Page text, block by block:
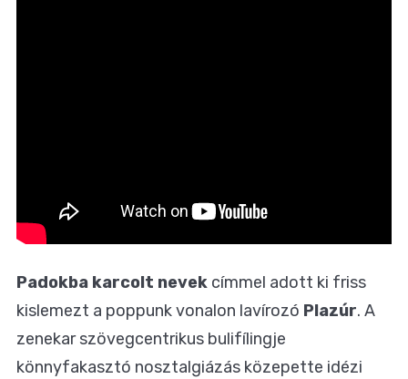
Padokba karcolt nevek címmel adott ki friss
kislemezt a poppunk vonalon lavírozó Plazúr. A
zenekar szövegcentrikus bulifílingje
könnyfakasztó nosztalgiázás közepette idézi